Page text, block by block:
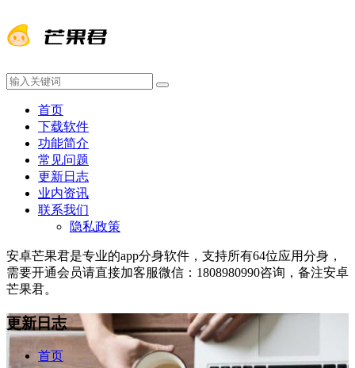
首页
下载软件
功能简介
常见问题
更新日志
业内资讯
联系我们
隐私政策
安卓芒果君是专业的app分身软件，支持所有64位应用分身，
需要开通会员请直接加客服微信：1808980990咨询，备注安卓
芒果君。
更新日志
首页